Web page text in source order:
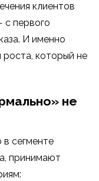
клиентов
с первого
И именно
роста, который не
не
сегменте
принимают